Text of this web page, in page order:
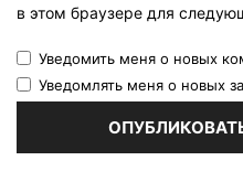
в этом браузере для
Уведомить меня о новых
Уведомлять меня о новых